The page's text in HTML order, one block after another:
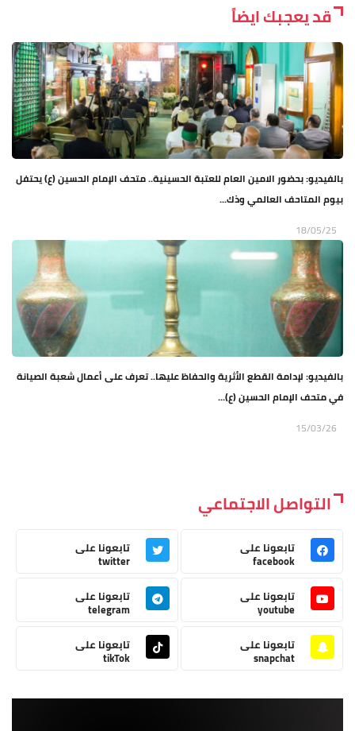
قد يعجبك ايضاً
بالفيديو: بحضور الامين العام للعتبة الحسينية.. متحف الإمام الحسين (ع) يحتفل
بيوم المتاحف العالمي وذك...
18/05/25
بالفيديو: لإدامة القطع الأثرية والحفاظ عليها.. تعرف على أعمال شعبة الصيانة
في متحف الإمام الحسين (ع)...
15/03/26
التواصل الاجتماعي
تابعونا على
facebook
تابعونا على
twitter
تابعونا على
youtube
تابعونا على
telegram
تابعونا على
snapchat
تابعونا على
tikTok